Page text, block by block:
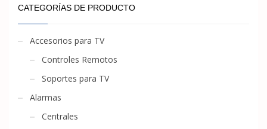
CATEGORÍAS DE PRODUCTO
Accesorios para TV
Controles Remotos
Soportes para TV
Alarmas
Centrales